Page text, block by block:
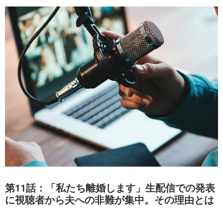
第11話：「私たち離婚します」生配信での発表
に視聴者から夫への非難が集中。その理由とは